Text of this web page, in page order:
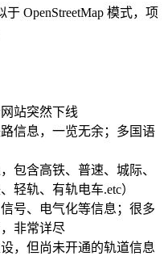
OpenStreetMap 模式，项
站突然下线
信息，一览无余；多国语
包含高铁、普速、城际、
轻轨、有轨电车.etc）
号、电气化等信息；很多
非常详尽
，但尚未开通的轨道信息